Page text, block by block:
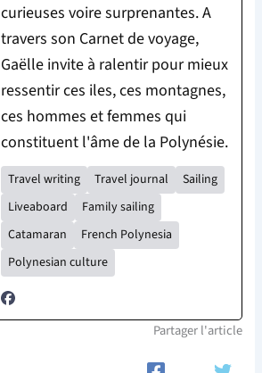
curieuses voire surprenantes. A
travers son Carnet de voyage,
Gaëlle invite à ralentir pour mieux
ressentir ces iles, ces montagnes,
ces hommes et femmes qui
constituent l'âme de la Polynésie.
Travel writing Travel journal
Sailing
Liveaboard
Family sailing
Catamaran
French Polynesia
Polynesian culture
Partager l'article